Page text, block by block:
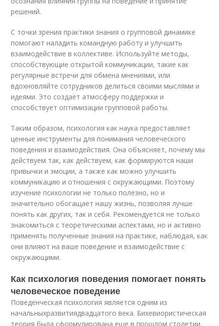
решений.
С точки зрения практики знания о групповой динамике
помогают наладить командную работу и улучшить
взаимодействие в коллективе. Используйте методы,
способствующие открытой коммуникации, такие как
регулярные встречи для обмена мнениями, или
вдохновляйте сотрудников делиться своими мыслями и
идеями. Это создаёт атмосферу поддержки и
способствует оптимизации групповой работы.
Таким образом, психология как наука предоставляет
ценные инструменты для понимания человеческого
поведения и взаимодействия. Она объясняет, почему мы
действуем так, как действуем, как формируются наши
привычки и эмоции, а также как можно улучшить
коммуникацию и отношения с окружающими. Поэтому
изучение психологии не только полезно, но и
значительно обогащает нашу жизнь, позволяя лучше
понять как других, так и себя. Рекомендуется не только
знакомиться с теоретическими аспектами, но и активно
применять полученные знания на практике, наблюдая, как
они влияют на ваше поведение и взаимодействие с
окружающими.
Как психология поведения помогает понять
человеческое поведение
Поведенческая психология является одним из
начальныхразвитиядвадцатого века. Бихевиористическая
теория была сформулирована еще в прошлом столетии,